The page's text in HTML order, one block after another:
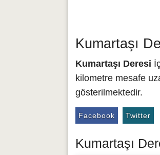
Kumartaşı
Kumartaşı Deresi
kilometre mesafe
gösterilmektedir.
Facebook Twitter
Kumartaşı